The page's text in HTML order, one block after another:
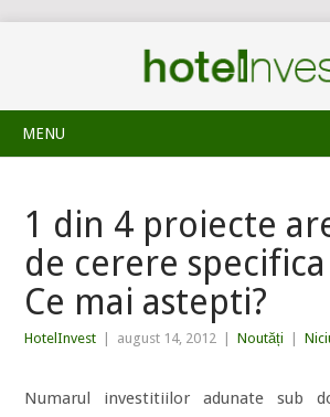
MENU
1 din 4 proiecte
de cerere
Ce mai astepti?
HotelInvest august 14, 2012 Noutăți
Numarul investitiilor adunate sub